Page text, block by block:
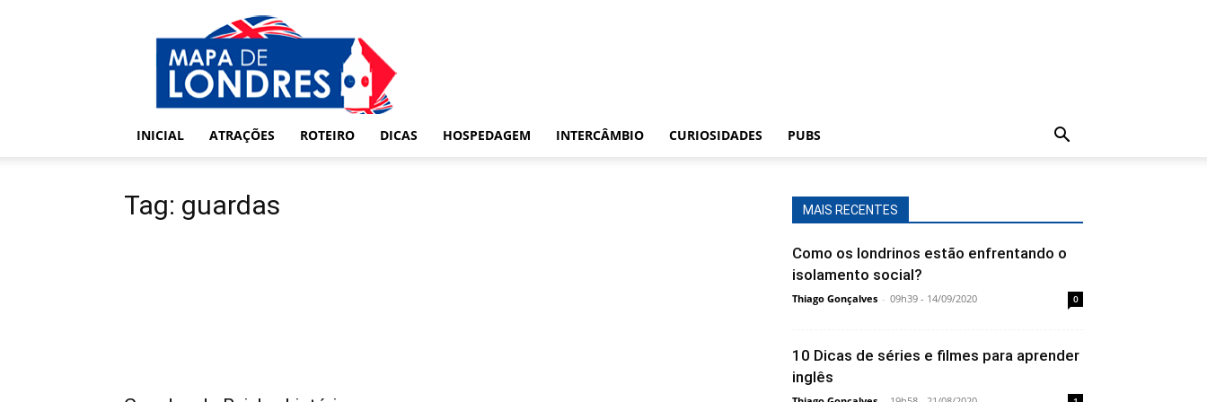
Londres
Mapa
de
Londres
INICIAL
ATRAÇÕES ROTEIRO DICAS HOSPEDAGEM INTERCÂMBIO CURIOSIDADES PUBS
Tag: guardas MAIS RECENTES
Como os londrinos estão enfrentando o
isolamento social?
Thiago Gonçalves - 09h39 - 14/09/2020 0
10 Dicas de séries e filmes para aprender
inglês